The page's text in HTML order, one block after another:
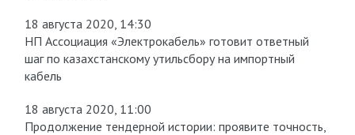
18 августа 2020, 14:30
НП Ассоциация «Электрокабель» готовит ответный
шаг по казахстанскому утильсбору на импортный
кабель
18 августа 2020, 11:00
Продолжение тендерной истории: проявите точность,